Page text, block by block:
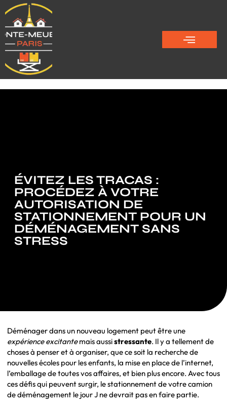
ÉVITEZ LES TRACAS :
PROCÉDEZ À VOTRE
AUTORISATION DE
STATIONNEMENT POUR UN
DÉMÉNAGEMENT SANS
STRESS
Déménager dans un nouveau logement peut être une
expérience excitantemais aussistressante. Il y a tellement de
choses à penser et à organiser, que ce soit la recherche de
nouvelles écoles pour les enfants, la mise en place de l’internet,
l’emballage de toutes vos affaires, et bien plus encore. Avec tous
ces défis qui peuvent surgir, le stationnement de votre camion
de déménagement le jour J ne devrait pas en faire partie.